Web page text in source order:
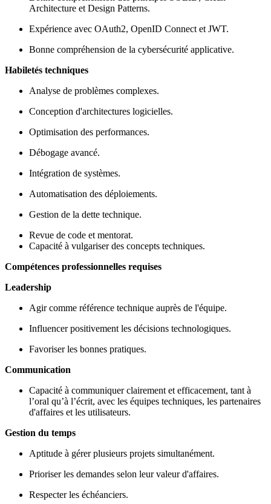
Architecture et Design Patterns.
Expérience avec OAuth2, OpenID Connect et JWT.
Bonne compréhension de la cybersécurité applicative.
Habiletés techniques
Analyse de problèmes complexes.
Conception d'architectures logicielles.
Optimisation des performances.
Débogage avancé.
Intégration de systèmes.
Automatisation des déploiements.
Gestion de la dette technique.
Revue de code et mentorat.
Capacité à vulgariser des concepts techniques.
Compétences professionnelles requises
Leadership
Agir comme référence technique auprès de l'équipe.
Influencer positivement les décisions technologiques.
Favoriser les bonnes pratiques.
Communication
Capacité à communiquer clairement et efficacement, tant à
l’oral qu’à l’écrit, avec les équipes techniques, les partenaires
d'affaires et les utilisateurs.
Gestion du temps
Aptitude à gérer plusieurs projets simultanément.
Prioriser les demandes selon leur valeur d'affaires.
Respecter les échéanciers.